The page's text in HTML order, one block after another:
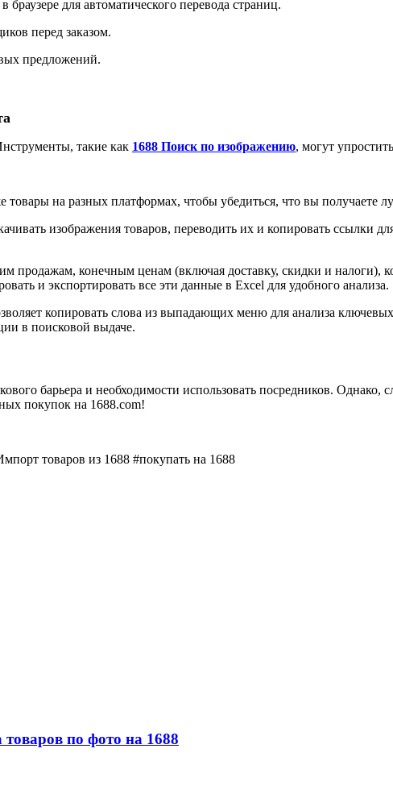
браузере для автоматического перевода страниц.
перед заказом.
предложений.
такие как 1688 Поиск по изображению, могут
товары на разных платформах, чтобы убедиться, что вы получаете
изображения товаров, переводить их и копировать ссылки
продажам, конечным ценам (включая доставку, скидки и налоги),
и экспортировать все эти данные в Excel для удобного анализа.
копировать слова из выпадающих меню для анализа
в поисковой выдаче.
барьера и необходимости использовать посредников. Однако,
покупок на 1688.com!
товаров из 1688 #покупать на 1688
по фото на 1688